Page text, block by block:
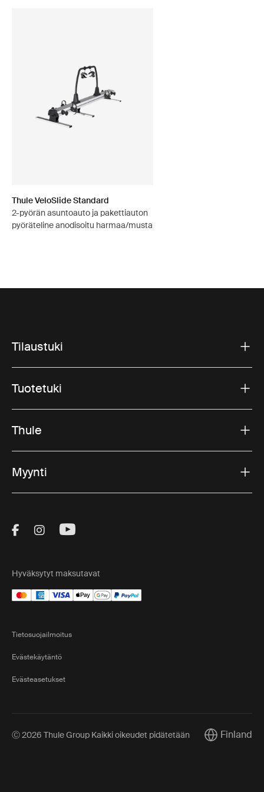
Thule VeloSlide Standard
2-pyörän asuntoauto ja pakettiauton
pyöräteline anodisoitu harmaa/musta
Tilaustuki
Tuotetuki
Thule
Myynti
Visit Thule on Facebook (external link)
Visit Thule on Instagram (external link)
Visit Thule on Youtube (external
Hyväksytyt maksutavat
Tietosuojailmoitus
Evästekäytäntö
Evästeasetukset
Ⓒ 2026 Thule Group Kaikki oikeudet pidätetään CurrentFinland